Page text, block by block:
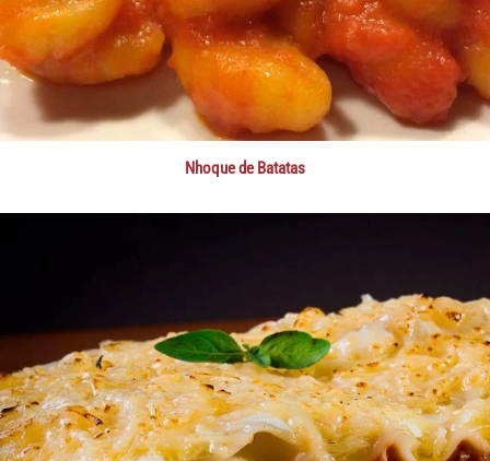
Nhoque de Batatas